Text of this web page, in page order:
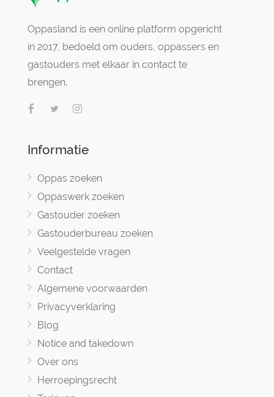
Oppasland is een online platform opgericht
in 2017, bedoeld om ouders, oppassers en
gastouders met elkaar in contact te
brengen.
Informatie
Oppas zoeken
Oppaswerk zoeken
Gastouder zoeken
Gastouderbureau zoeken
Veelgestelde vragen
Contact
Algemene voorwaarden
Privacyverklaring
Blog
Notice and takedown
Over ons
Herroepingsrecht